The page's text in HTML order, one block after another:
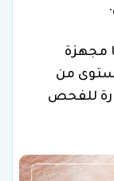
مجهزة
من
للفحص